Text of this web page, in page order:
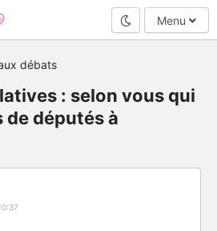
Mode nuit
Menu
débats
: selon vous qui
de députés à